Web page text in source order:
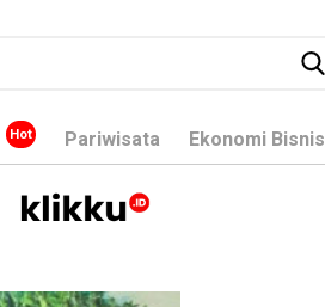
Pariwisata Ekonomi Bisnis